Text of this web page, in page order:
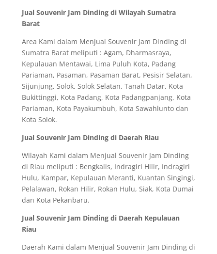
Jual Souvenir Jam Dinding di Wilayah Sumatra
Barat
Area Kami dalam Menjual Souvenir Jam Dinding di
Sumatra Barat meliputi : Agam, Dharmasraya,
Kepulauan Mentawai, Lima Puluh Kota, Padang
Pariaman, Pasaman, Pasaman Barat, Pesisir Selatan,
Sijunjung, Solok, Solok Selatan, Tanah Datar, Kota
Bukittinggi, Kota Padang, Kota Padangpanjang, Kota
Pariaman, Kota Payakumbuh, Kota Sawahlunto dan
Kota Solok.
Jual Souvenir Jam Dinding di Daerah Riau
Wilayah Kami dalam Menjual Souvenir Jam Dinding
di Riau meliputi : Bengkalis, Indragiri Hilir, Indragiri
Hulu, Kampar, Kepulauan Meranti, Kuantan Singingi,
Pelalawan, Rokan Hilir, Rokan Hulu, Siak, Kota Dumai
dan Kota Pekanbaru.
Jual Souvenir Jam Dinding di Daerah Kepulauan
Riau
Daerah Kami dalam Menjual Souvenir Jam Dinding di